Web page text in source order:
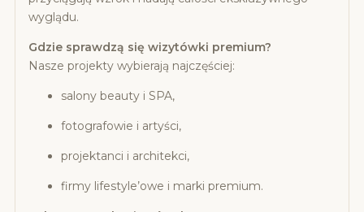
wyglądu.
Gdzie sprawdzą się wizytówki premium?
Nasze projekty wybierają najczęściej:
salony beauty i SPA,
fotografowie i artyści,
projektanci i architekci,
firmy lifestyle’owe i marki premium.